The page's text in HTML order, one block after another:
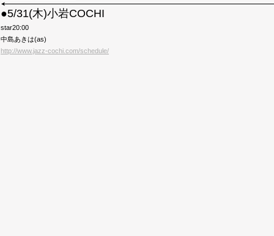
●5/31(木)小岩COCHI
star20:00
中島あきは(as)
http://www.jazz-cochi.com/schedule/